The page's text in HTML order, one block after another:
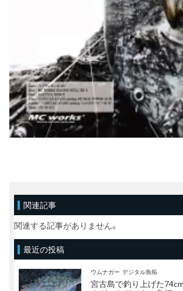
関連記事
関連する記事がありません。
最近の投稿
ウムナガー デジタル魚拓
宮古島で釣り上げた